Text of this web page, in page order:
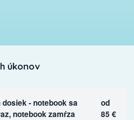
úkonov
- notebook sa
notebook zamŕza
od
85 €